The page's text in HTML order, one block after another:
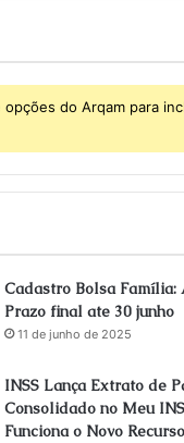
opções do Arqam para
Cadastro Bolsa Família:
Prazo final ate 30 junho
11 de junho de 2025
INSS Lança Extrato de
Consolidado no Meu
Funciona o Novo